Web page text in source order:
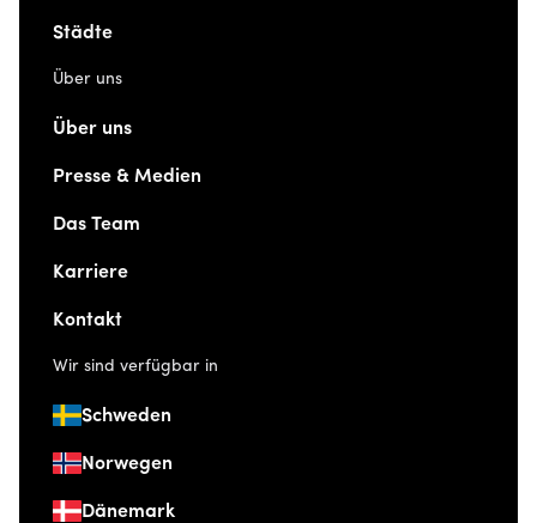
Städte
Über uns
Über uns
Presse & Medien
Das Team
Karriere
Kontakt
Wir sind verfügbar in
Schweden
Norwegen
Dänemark